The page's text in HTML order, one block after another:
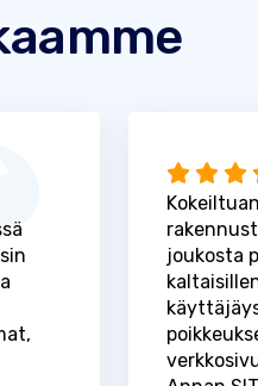
joukosta